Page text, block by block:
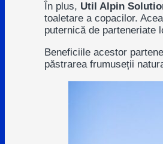
În plus, Util Alpin
toaletare a copacilor.
puternică de parteneriate
Beneficiile acestor
păstrarea frumuseții